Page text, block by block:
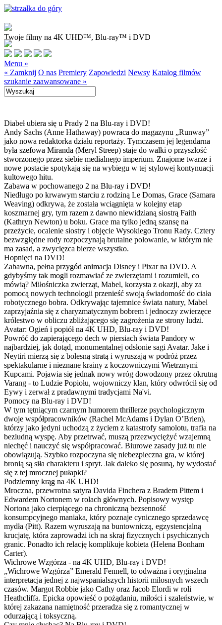
Twoje filmy na 4K UHD™, Blu-ray™ i DVD
Menu »
« Zamknij O nas Premiery Zapowiedzi Newsy Katalog filmów
szukanie zaawansowane »
Diabeł ubiera się u Prady 2 na Blu-ray i DVD!
Andy Sachs (Anne Hathaway) powraca do magazynu „Runway”
jako nowa redaktorka działu reportaży. Tymczasem jej legendarna
była szefowa Miranda (Meryl Streep) staje do walki o przyszłość
stworzonego przez siebie medialnego imperium. Znajome twarze i
nowe postacie spotykają się na wybiegu w tej stylowej kontynuacji
kultowego hitu.
Zabawa w pochowanego 2 na Blu-ray i DVD!
Niedługo po krwawym starciu z rodziną Le Domas, Grace (Samara
Weaving) odkrywa, że została wciągnięta w kolejny etap
koszmarnej gry, tym razem z dawno niewidzianą siostrą Faith
(Kathryn Newton) u boku. Grace ma tylko jedną szansę na
przeżycie, ocalenie siostry i objęcie Wysokiego Tronu Rady. Cztery
bezwzględne rody rozpoczynają brutalne polowanie, w którym nie
ma zasad, a zwycięzca bierze wszystko.
Hopnięci na DVD!
Zabawna, pełna przygód animacja Disney i Pixar na DVD. A
gdybyśmy tak mogli rozmawiać ze zwierzętami i rozumieli, co
mówią? Miłośniczka zwierząt, Mabel, korzysta z okazji, aby za
pomocą nowych technologii przenieść swoją świadomość do ciała
robotycznego bobra. Odkrywając tajemnice świata natury, Mabel
zaprzyjaźnia się z charyzmatycznym bobrem i jednoczy zwierzęce
królestwo w obliczu zbliżającego się zagrożenia ze strony ludzi.
Avatar: Ogień i popiół na 4K UHD, Blu-ray i DVD!
Powróć do zapierającego dech w piersiach świata Pandory w
najbardziej, jak dotąd, monumentalnej odsłonie sagi Avatar. Jake i
Neytiri mierzą się z bolesną stratą i wyruszają w podróż przez
spektakularne i nieznane krainy z koczowniczymi Wietrznymi
Kupcami. Pojawia się jednak nowy wróg dowodzony przez okrutną
Varang - to Ludzie Popiołu, wojowniczy klan, który odwrócił się od
Eywy i zerwał z pradawnymi tradycjami Na'vi.
Pomocy na Blu-ray i DVD!
W tym tętniącym czarnym humorem thrillerze psychologicznym
dwoje współpracowników (Rachel McAdams i Dylan O’Brien),
którzy jako jedyni uchodzą z życiem z katastrofy samolotu, trafia na
bezludną wyspę. Aby przetrwać, muszą przezwyciężyć wzajemną
niechęć i nauczyć się współpracować. Biurowe zasady już tu nie
obowiązują. Szybko rozpoczyna się niebezpieczna gra, w której
bronią są siła charakteru i spryt. Jak daleko się posuną, by wydostać
się z tej mrocznej pułapki?
Podziemny krąg na 4K UHD!
Mroczna, przewrotna satyra Davida Finchera z Bradem Pittem i
Edwardem Nortonem w rolach głównych. Popisowy występ
Nortona jako cierpiącego na chroniczną bezsenność
konsumpcyjnego maniaka, który poznaje cynicznego sprzedawcę
mydła (Pitt). Razem wyruszają na buntowniczą, egzystencjalną
krucjatę, która zaprowadzi ich na skraj fizycznych i psychicznych
granic. Ponadto ich relację komplikuje kobieta (Helena Bonham
Carter).
Wichrowe Wzgórza - na 4K UHD, Blu-ray i DVD!
„Wichrowe Wzgórza” Emerald Fennell, to odważna i oryginalna
interpretacja jednej z najwspanialszych historii miłosnych wszech
czasów. Margot Robbie jako Cathy oraz Jacob Elordi w roli
Heathcliffa. Epicka opowieść o pożądaniu, miłości i szaleństwie, w
której zakazana namiętność przeradza się z romantycznej w
odurzającą i toksyczną.